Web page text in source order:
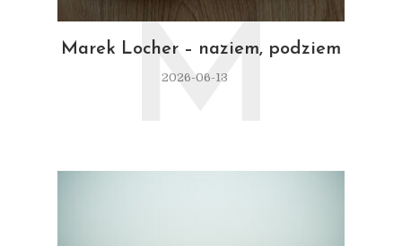
Marek Locher – naziem, podziem
2026-06-13
M